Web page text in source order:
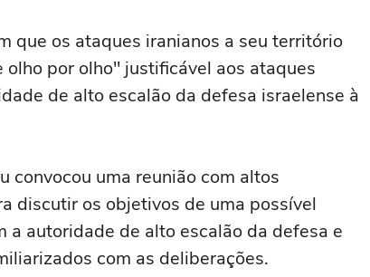
que os ataques iranianos a seu território
por olho" justificável aos ataques
de alto escalão da defesa israelense à
convocou uma reunião com altos
discutir os objetivos de uma possível
a autoridade de alto escalão da defesa e
com as deliberações.